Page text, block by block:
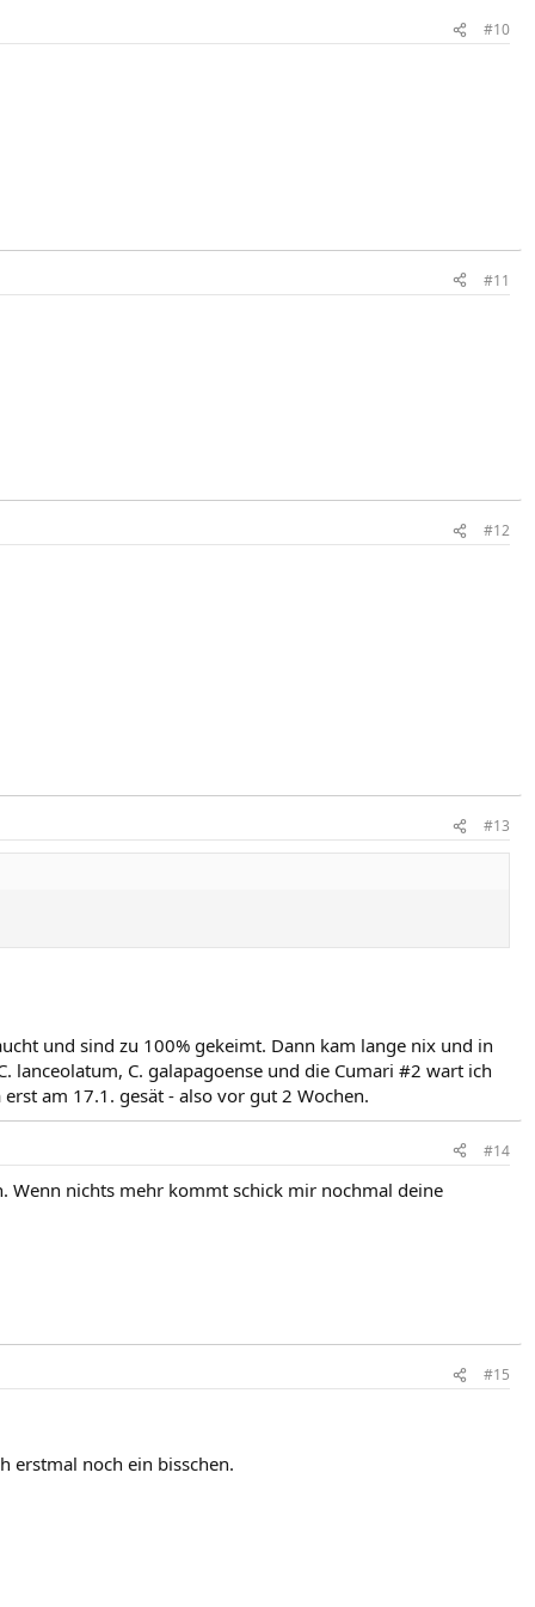
#10
#11
#12
#13
und sind zu 100% gekeimt. Dann kam lange nix und in
lanceolatum, C. galapagoense und die Cumari #2 wart ich
am 17.1. gesät - also vor gut 2 Wochen.
#14
Wenn nichts mehr kommt schick mir nochmal deine
#15
erstmal noch ein bisschen.